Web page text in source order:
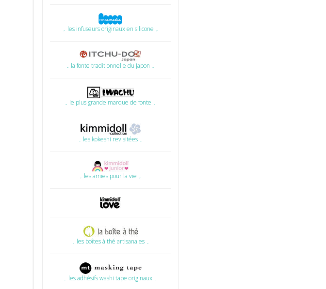
۔ les infuseurs originaux en silicone ۔
۔ la fonte traditionnelle du Japon ۔
۔ le plus grande marque de fonte ۔
۔ les kokeshi revisitées ۔
۔ les amies pour la vie ۔
۔ les boîtes à thé artisanales ۔
۔ les adhésifs washi tape originaux ۔